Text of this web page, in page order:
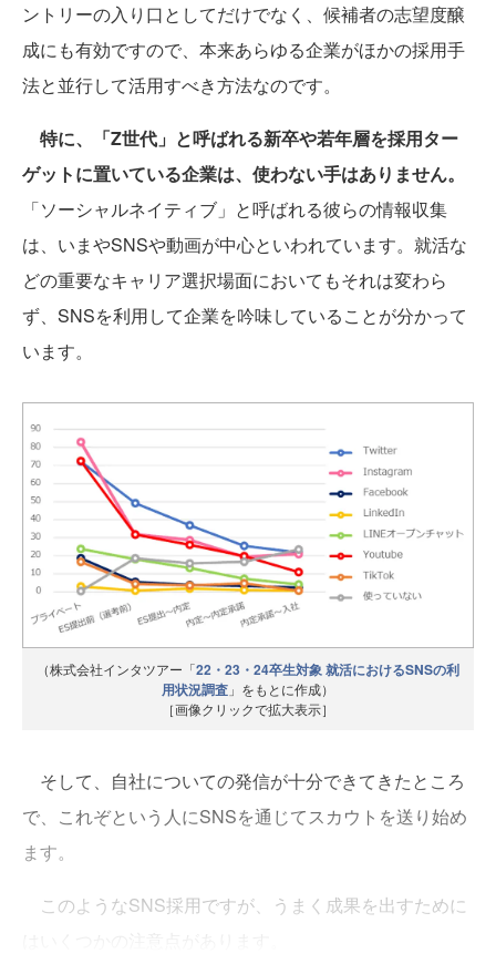
ントリーの入り口としてだけでなく、候補者の志望度醸
成にも有効ですので、本来あらゆる企業がほかの採用手
法と並行して活用すべき方法なのです。
特に、「Z世代」と呼ばれる新卒や若年層を採用ター
ゲットに置いている企業は、使わない手はありません。
「ソーシャルネイティブ」と呼ばれる彼らの情報収集
は、いまやSNSや動画が中心といわれています。就活な
どの重要なキャリア選択場面においてもそれは変わら
ず、SNSを利用して企業を吟味していることが分かって
います。
（株式会社インタツアー「22・23・24卒生対象 就活におけるSNSの利
用状況調査 」をもとに作成）
［画像クリックで拡大表示］
そして、自社についての発信が十分できてきたところ
で、これぞという人にSNSを通じてスカウトを送り始め
ます。
このようなSNS採用ですが、うまく成果を出すために